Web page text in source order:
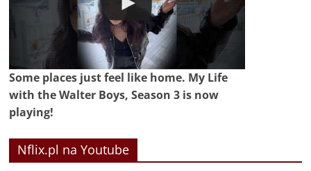
Some places just feel like home. My Life
with the Walter Boys, Season 3 is now
playing!
Nflix.pl na Youtube